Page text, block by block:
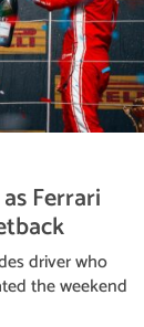
Ferrari
driver who
the weekend